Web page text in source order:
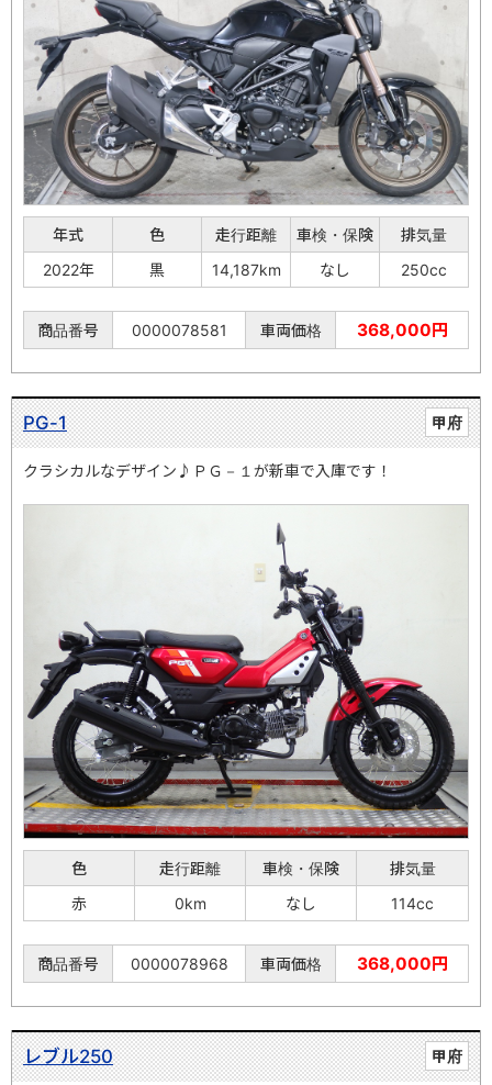
年式 色 走行距離 車検・保険
排気量
2022年
黒 14,187km なし 250cc
商品番号 0000078581 車両価格 368,000円
甲府
PG-1
クラシカルなデザイン♪ＰＧ－１が新車で入庫です！
色 走行距離 車検・保険
排気量
赤
0km なし 114cc
商品番号 0000078968 車両価格 368,000円
甲府
レブル250